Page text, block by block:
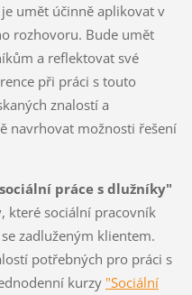
umět účinně aplikovat v
rozhovoru. Bude umět
a reflektovat své
při práci s touto
znalostí a
navrhovat možnosti řešení
práce s dlužníky"
které sociální pracovník
zadluženým klientem.
potřebných pro práci s
kurzy "Sociální